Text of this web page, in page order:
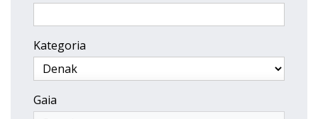
Kategoria
Gaia